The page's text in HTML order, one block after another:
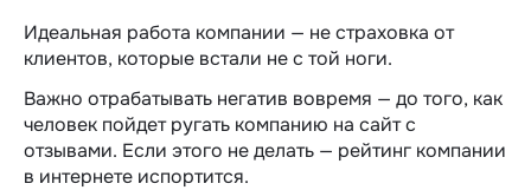
Идеальная работа компании — не страховка от
клиентов, которые встали не с той ноги.
Важно отрабатывать негатив вовремя — до того, как
человек пойдет ругать компанию на сайт с
отзывами. Если этого не делать — рейтинг компании
в интернете испортится.